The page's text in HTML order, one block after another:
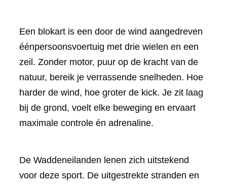
Een blokart is een door de wind aangedreven
éénpersoonsvoertuig met drie wielen en een
zeil. Zonder motor, puur op de kracht van de
natuur, bereik je verrassende snelheden. Hoe
harder de wind, hoe groter de kick. Je zit laag
bij de grond, voelt elke beweging en ervaart
maximale controle én adrenaline.
De Waddeneilanden lenen zich uitstekend
voor deze sport. De uitgestrekte stranden en